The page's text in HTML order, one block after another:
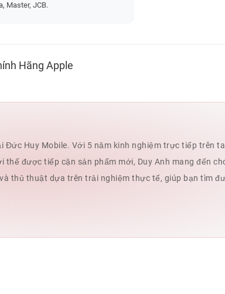
Master, JCB.
Hãng Apple
Đức Huy Mobile. Với 5 năm kinh nghiệm trực tiếp trên
được tiếp cận sản phẩm mới, Duy Anh mang đến
thủ thuật dựa trên trải nghiệm thực tế, giúp bạn tìm